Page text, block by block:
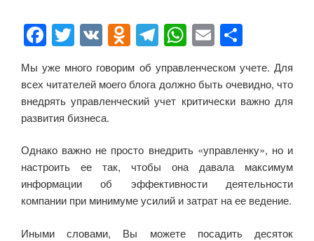
F
a
c
e
b
o
o
k
T
wi
tt
er
V
K
O
d
n
o
a
ss
ni
ki
T
el
e
gr
m
W
h
at
s
p
p
E
m
ail
тп
р
а
и
ть
Мы уже много говорим об управленческом учете. Для
всех читателей моего блога должно быть очевидно, что
внедрять управленческий учет критически важно для
развития бизнеса.
Однако важно не просто внедрить «управленку», но и
настроить ее так, чтобы она давала максимум
информации об эффективности деятельности
компании при минимуме усилий и затрат на ее ведение.
Иными словами, Вы можете посадить десяток